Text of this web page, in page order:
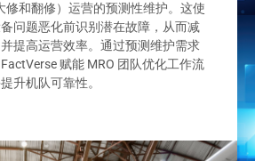
修和翻修）运营的预测性维护。这使
问题恶化前识别潜在故障，从而减
提高运营效率。通过预测维护需求
赋能 MRO 团队优化工作流
升机队可靠性。